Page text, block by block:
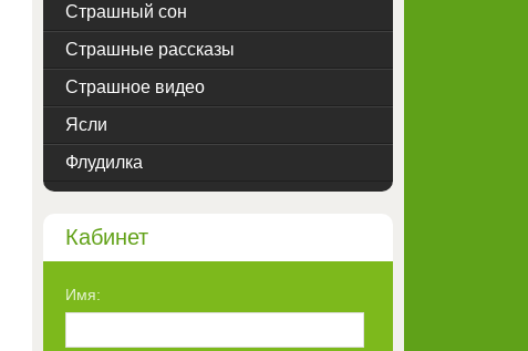
Страшный сон
Страшные рассказы
Страшное видео
Ясли
Флудилка
Кабинет
Имя: